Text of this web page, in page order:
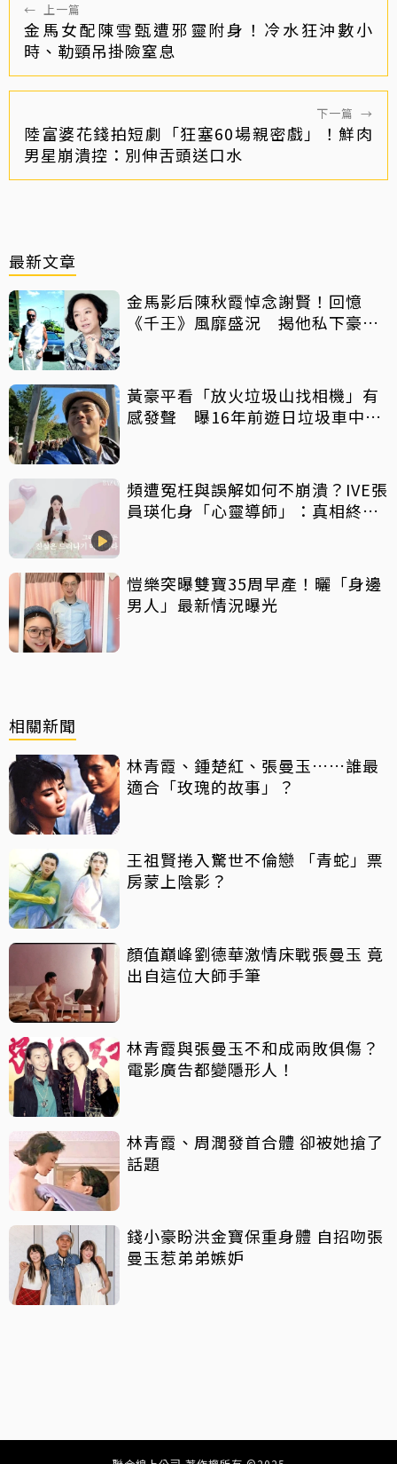
← 上一篇
金馬女配陳雪甄遭邪靈附身！冷水狂沖數小
時、勒頸吊掛險窒息
下一篇 →
陸富婆花錢拍短劇「狂塞60場親密戲」！鮮肉
男星崩潰控：別伸舌頭送口水
最新文章
金馬影后陳秋霞悼念謝賢！回憶
《千王》風靡盛況 揭他私下豪爽
黃豪平看「放火垃圾山找相機」有
感發聲 曝16年前遊日垃圾車中含
頻遭冤枉與誤解如何不崩潰？IVE張
員瑛化身「心靈導師」：真相終會
愷樂突曝雙寶35周早產！曬「身邊
男人」最新情況曝光
相關新聞
林青霞、鍾楚紅、張曼玉……誰最
適合「玫瑰的故事」？
王祖賢捲入驚世不倫戀 「青蛇」票
房蒙上陰影？
顏值巔峰劉德華激情床戰張曼玉 竟
出自這位大師手筆
林青霞與張曼玉不和成兩敗俱傷？
電影廣告都變隱形人！
林青霞、周潤發首合體 卻被她搶了
話題
錢小豪盼洪金寶保重身體 自招吻張
曼玉惹弟弟嫉妒